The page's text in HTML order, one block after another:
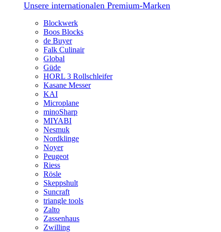
Unsere internationalen Premium-Marken
Blockwerk
Boos Blocks
de Buyer
Falk Culinair
Global
Güde
HORL 3 Rollschleifer
Kasane Messer
KAI
Microplane
minoSharp
MIYABI
Nesmuk
Nordklinge
Noyer
Peugeot
Riess
Rösle
Skeppshult
Suncraft
triangle tools
Zalto
Zassenhaus
Zwilling